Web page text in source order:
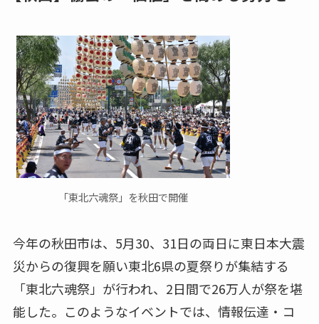
「東北六魂祭」を秋田で開催
今年の秋田市は、5月30、31日の両日に東日本大震
災からの復興を願い東北6県の夏祭りが集結する
「東北六魂祭」が行われ、2日間で26万人が祭を堪
能した。このようなイベントでは、情報伝達・コ